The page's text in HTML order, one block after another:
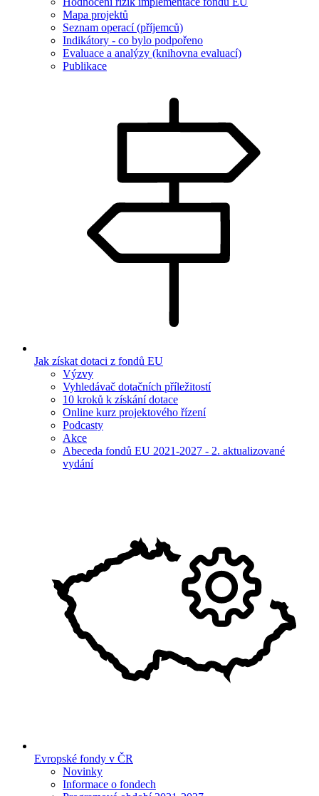
Mapa projektů
Seznam operací (příjemců)
Indikátory - co bylo podpořeno
Evaluace a analýzy (knihovna evaluací)
Publikace
Jak získat dotaci z fondů EU
Výzvy
Vyhledávač dotačních příležitostí
10 kroků k získání dotace
Online kurz projektového řízení
Podcasty
Akce
Abeceda fondů EU 2021-2027 - 2. aktualizované
vydání
Evropské fondy v ČR
Novinky
Informace o fondech